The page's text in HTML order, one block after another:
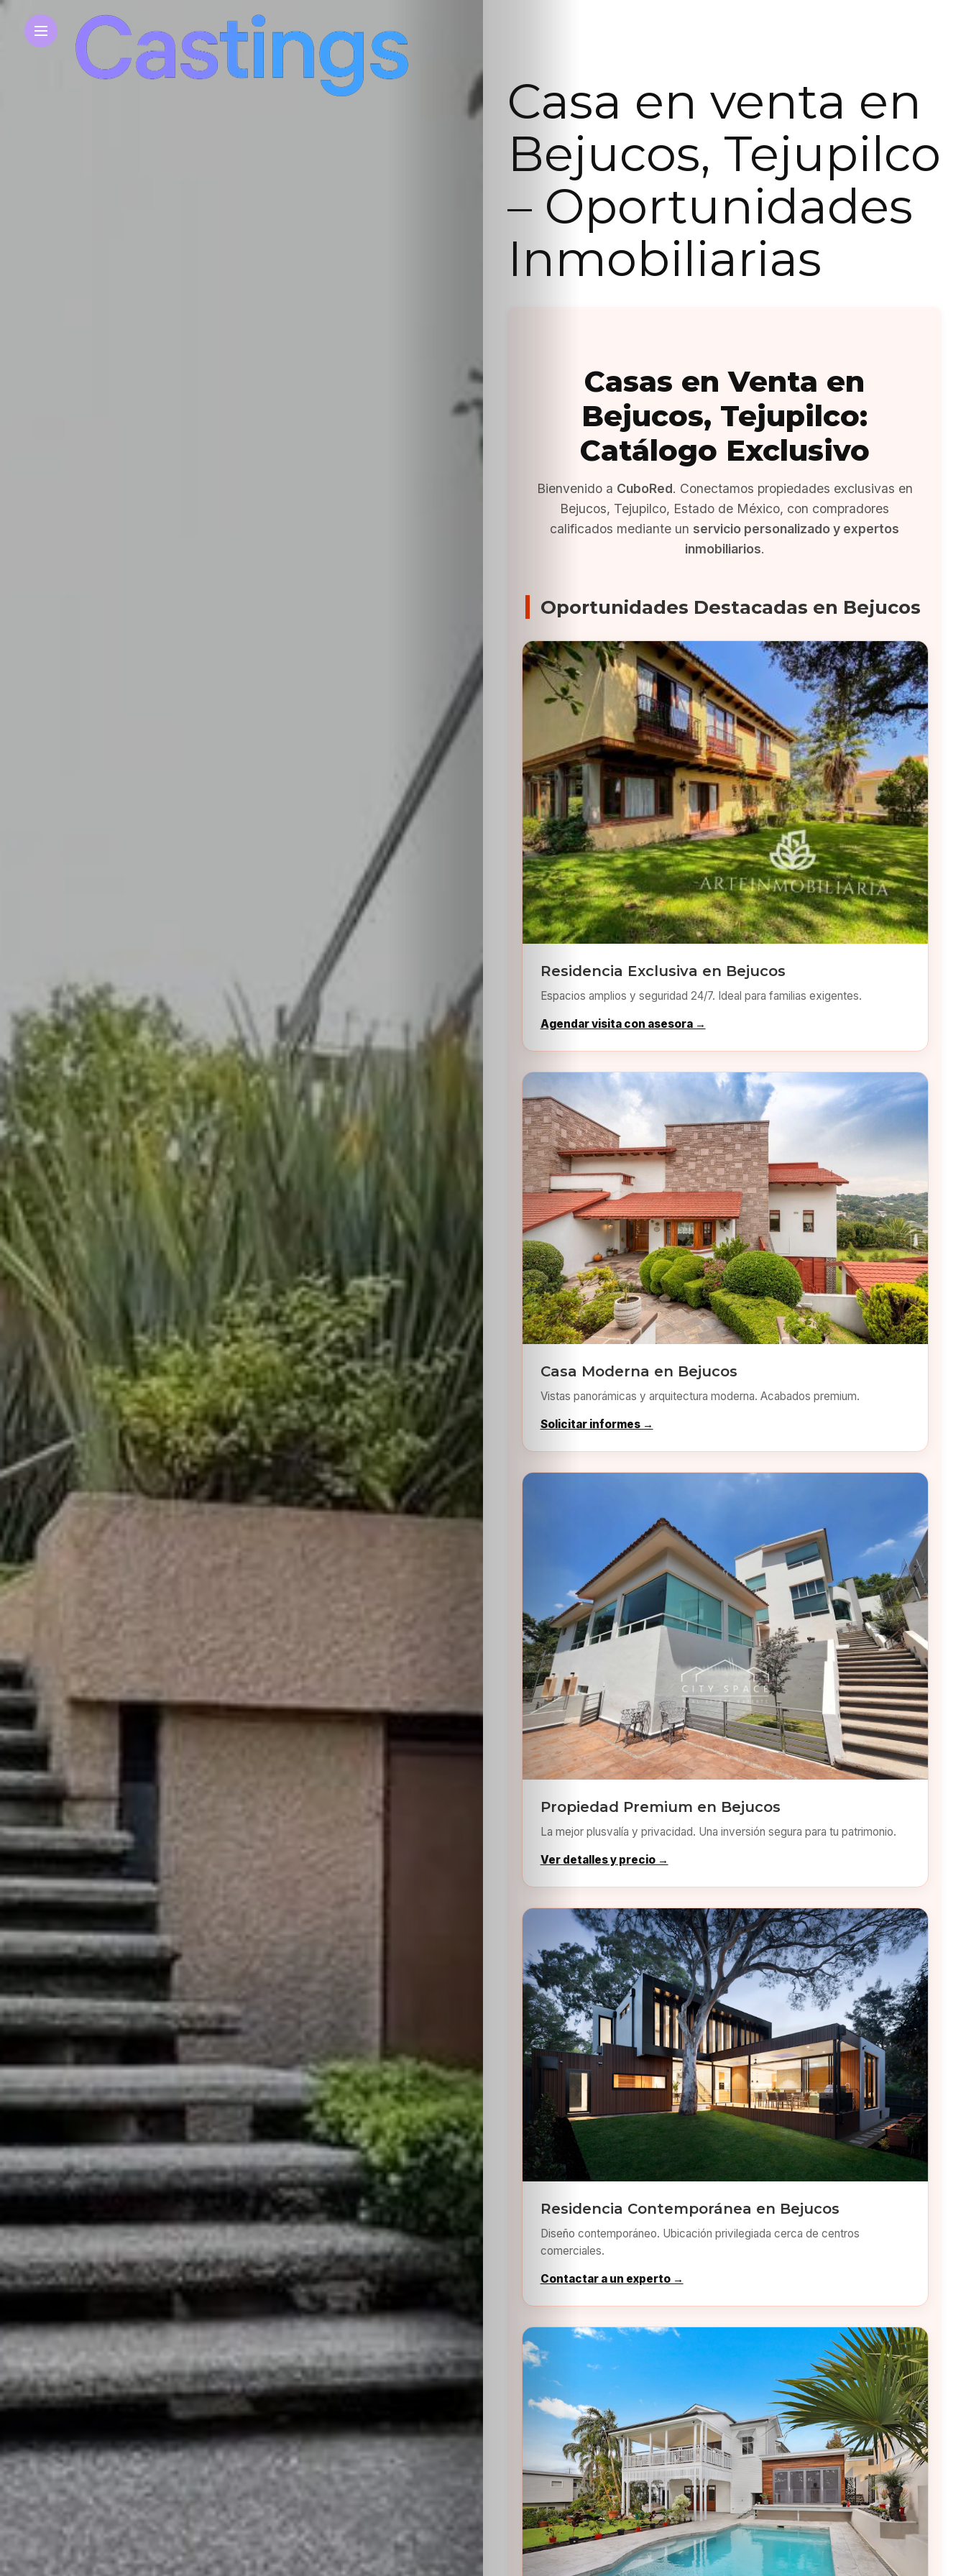
Inicio
Casting
Bershka
Casting
Sabritas
Casting
HolliKids
Contacto
Casa en venta en
Bejucos, Tejupilco
– Oportunidades
Inmobiliarias
Casas en Venta en
Bejucos, Tejupilco:
Catálogo Exclusivo
Bienvenido a CuboRed. Conectamos propiedades exclusivas en
Bejucos, Tejupilco, Estado de México, con compradores
calificados mediante un servicio personalizado y expertos
inmobiliarios.
Oportunidades Destacadas en Bejucos
Residencia Exclusiva en Bejucos
Espacios amplios y seguridad 24/7. Ideal para familias exigentes.
Agendar visita con asesora →
Casa Moderna en Bejucos
Vistas panorámicas y arquitectura moderna. Acabados premium.
Solicitar informes →
Propiedad Premium en Bejucos
La mejor plusvalía y privacidad. Una inversión segura para tu patrimonio.
Ver detalles y precio →
Residencia Contemporánea en Bejucos
Diseño contemporáneo. Ubicación privilegiada cerca de centros
comerciales.
Contactar a un experto →